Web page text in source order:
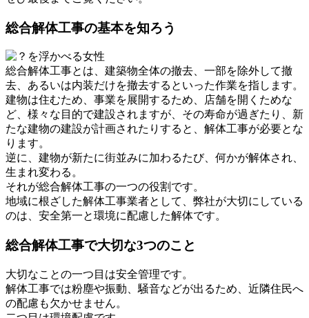
総合解体工事の基本を知ろう
総合解体工事とは、建築物全体の撤去、一部を除外して撤
去、あるいは内装だけを撤去するといった作業を指します。
建物は住むため、事業を展開するため、店舗を開くためな
ど、様々な目的で建設されますが、その寿命が過ぎたり、新
たな建物の建設が計画されたりすると、解体工事が必要とな
ります。
逆に、建物が新たに街並みに加わるたび、何かが解体され、
生まれ変わる。
それが総合解体工事の一つの役割です。
地域に根ざした解体工事業者として、弊社が大切にしている
のは、安全第一と環境に配慮した解体です。
総合解体工事で大切な3つのこと
大切なことの一つ目は安全管理です。
解体工事では粉塵や振動、騒音などが出るため、近隣住民へ
の配慮も欠かせません。